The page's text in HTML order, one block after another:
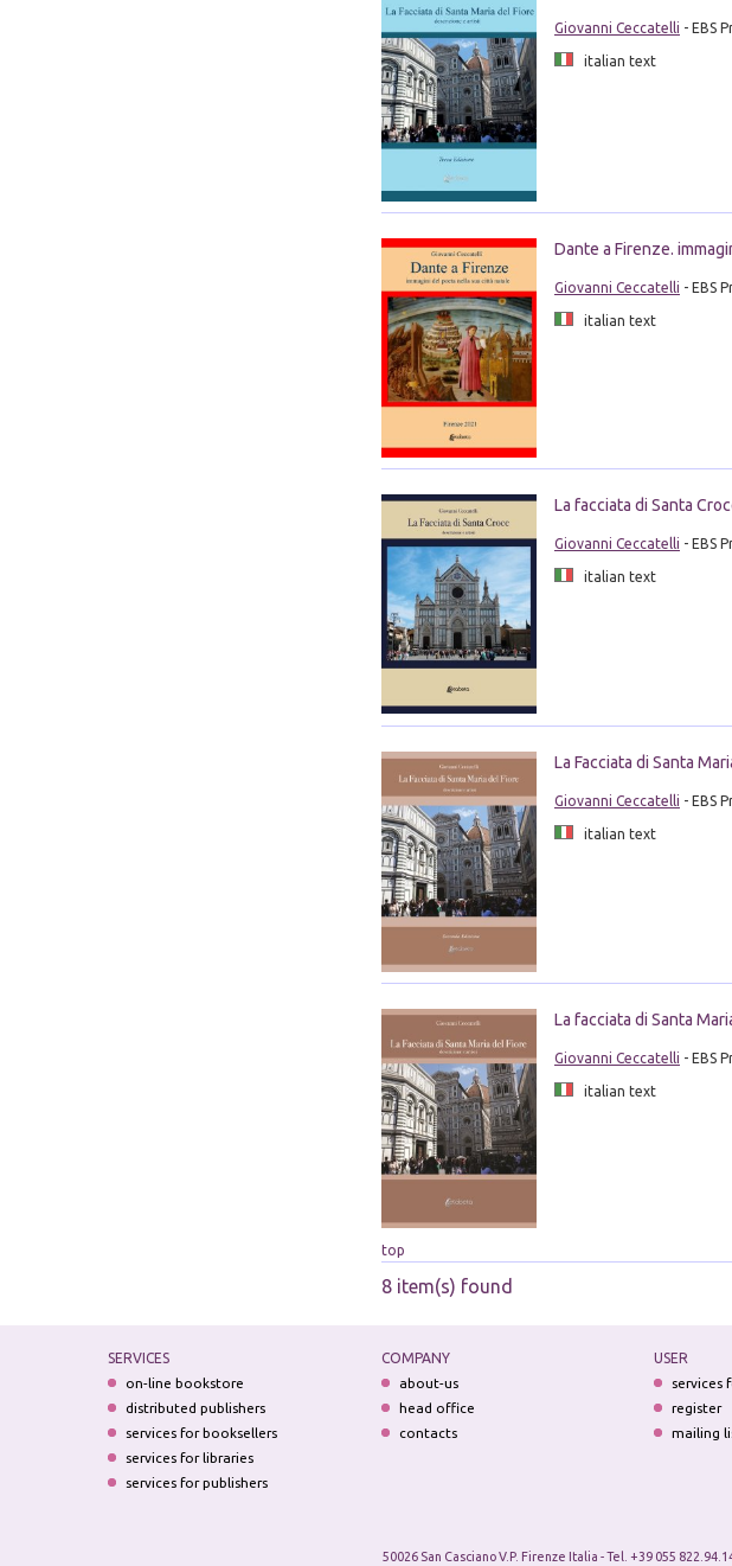
Giovanni Ceccatelli - EBS
italian text
Dante a Firenze.
Giovanni Ceccatelli - EBS
italian text
La facciata di Santa
Giovanni Ceccatelli - EBS
italian text
La Facciata di Santa
Giovanni Ceccatelli - EBS
italian text
La facciata di Santa
Giovanni Ceccatelli - EBS
italian text
top
8 item(s) found
SERVICES
on-line bookstore
distributed publishers
services for booksellers
services for libraries
services for publishers
COMPANY
about-us
head office
contacts
USER
services
register
mailing
50026 San Casciano V.P. Firenze Italia - Tel. +39 055